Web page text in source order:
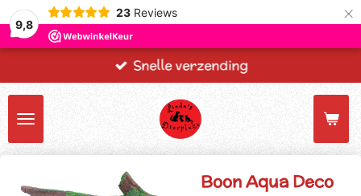
9,8
23 Reviews ×
Snelle verzending
Boon Aqua Deco